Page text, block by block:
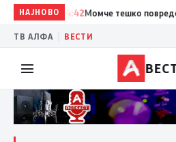
НАЈНОВО
14:42 Момче тешко повредено
ТВ АЛФА ВЕСТИ